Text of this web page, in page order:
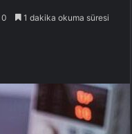
0 1 dakika okuma süresi